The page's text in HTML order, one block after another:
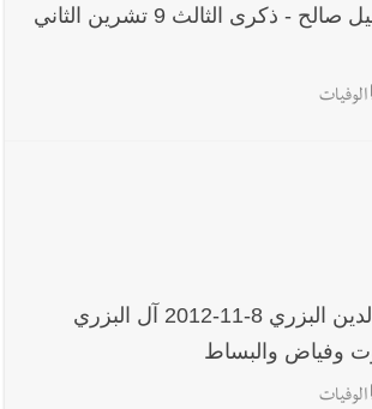
الحاج محمود خليل صالح - ذكرى الثالث 9 تشرين الثاني
الوفيات
عبد الرزاق عز الدين البزري 8-11-2012 آل البزري
وفياض والبساط
الوفيات